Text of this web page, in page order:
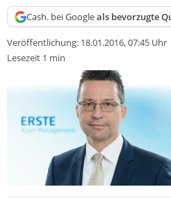
Cash. bei Googleals bevorzugte
Veröffentlichung: 18.01.2016, 07:45 Uhr
Lesezeit 1 min